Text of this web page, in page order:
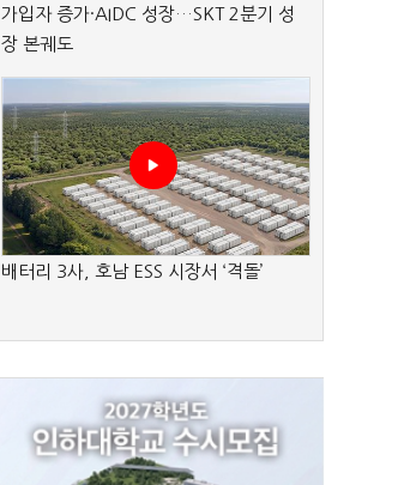
가입자 증가·AIDC 성장…SKT 2분기 성
장 본궤도
배터리 3사, 호남 ESS 시장서 ‘격돌’